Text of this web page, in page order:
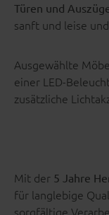
Türen und
sanft und leise
Ausgewählte
einer LED-
zusätzliche
Mit der 5 Jahre
für langlebige
sorgfältige